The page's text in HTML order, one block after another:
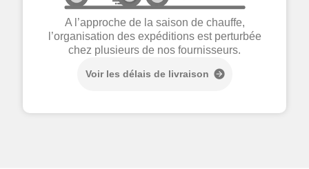
A l’approche de la saison de chauffe,
l’organisation des expéditions est perturbée
chez plusieurs de nos fournisseurs.
Voir les délais de livraison